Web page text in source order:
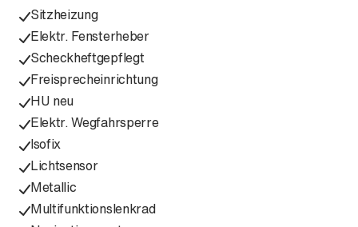
Sitzheizung
Elektr. Fensterheber
Scheckheftgepflegt
Freisprecheinrichtung
HU neu
Elektr. Wegfahrsperre
Isofix
Lichtsensor
Metallic
Multifunktionslenkrad